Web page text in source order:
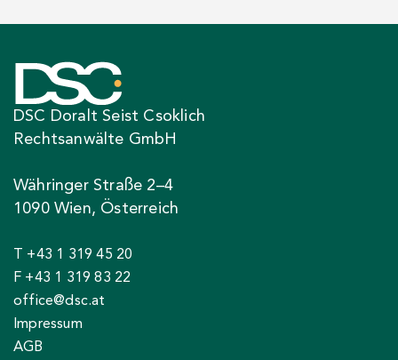
DSC Doralt Seist Csoklich
Rechtsanwälte GmbH
Währinger Straße 2–4
1090 Wien, Österreich
T +43 1 319 45 20
F +43 1 319 83 22
office@dsc.at
Impressum
AGB